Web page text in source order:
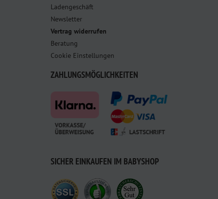
Ladengeschäft
Newsletter
Vertrag widerrufen
Beratung
Cookie Einstellungen
ZAHLUNGSMÖGLICHKEITEN
SICHER EINKAUFEN IM BABYSHOP